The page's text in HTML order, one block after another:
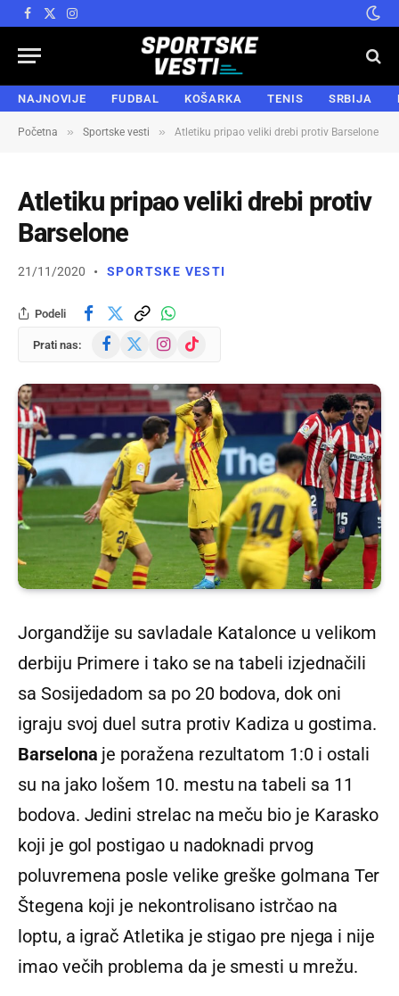
Facebook
X
Instagram
NAJNOVIJE FUDBAL KOŠARKA TENIS SRBIJA
Početna » Sportske vesti » Atletiku pripao veliki drebi protiv Barselone
Atletiku pripao veliki drebi protiv
Barselone
21/11/2020 SPORTSKE VESTI
Podeli
Prati nas: Facebook Instagram
TikTok
Jorgandžije su savladale Katalonce u velikom
derbiju Primere i tako se na tabeli izjednačili
sa Sosijedadom sa po 20 bodova, dok oni
igraju svoj duel sutra protiv Kadiza u gostima.
Barselona je poražena rezultatom 1:0 i ostali
su na jako lošem 10. mestu na tabeli sa 11
bodova. Jedini strelac na meču bio je Karasko
koji je gol postigao u nadoknadi prvog
poluvremena posle velike greške golmana Ter
Štegena koji je nekontrolisano istrčao na
loptu, a igrač Atletika je stigao pre njega i nije
imao večih problema da je smesti u mrežu.